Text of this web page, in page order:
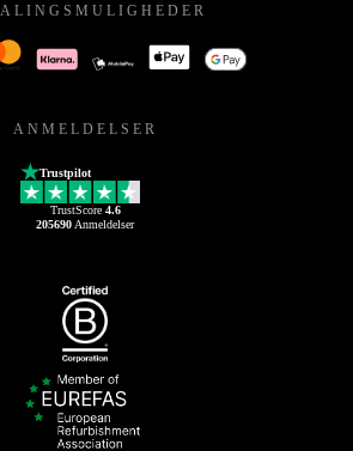
ANMELDELSER
Trustpilot
TrustScore 4.6
205690 Anmeldelser